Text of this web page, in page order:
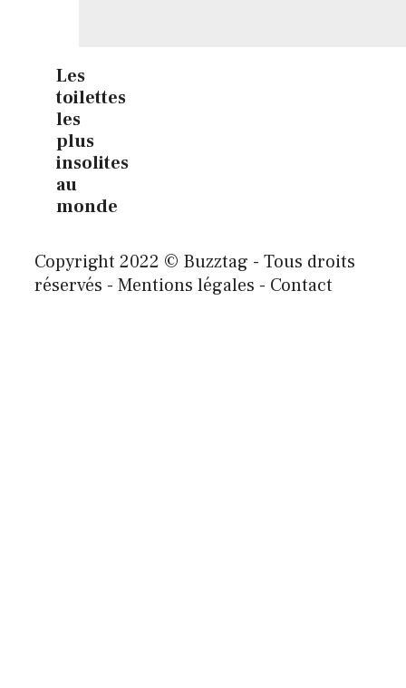
Les
toilettes
les
plus
insolites
au
monde
Copyright 2022 © Buzztag - Tous droits
réservés - Mentions légales - Contact